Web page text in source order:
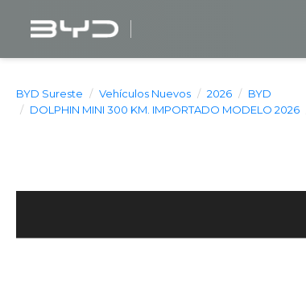
BYD Sureste Vehículos Nuevos 2026
BYD
DOLPHIN MINI 300 KM. IMPORTADO MODELO 2026